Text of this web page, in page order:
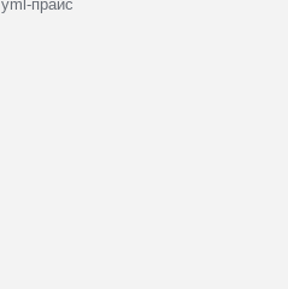
yml-прайс